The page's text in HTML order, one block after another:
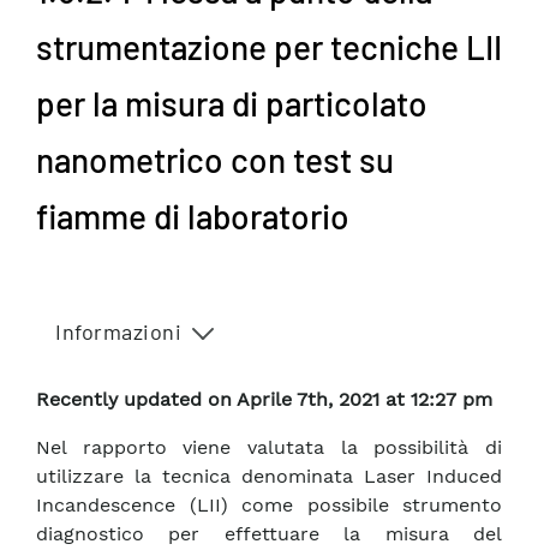
strumentazione per tecniche LII
per la misura di particolato
nanometrico con test su
fiamme di laboratorio
Informazioni
Recently updated on Aprile 7th, 2021 at 12:27 pm
Nel rapporto viene valutata la possibilità di
utilizzare la tecnica denominata Laser Induced
Incandescence (LII) come possibile strumento
diagnostico per effettuare la misura del